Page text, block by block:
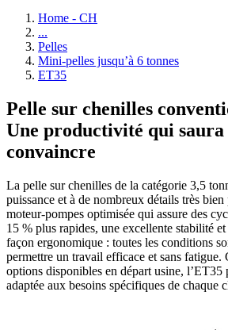
Home - CH
...
Pelles
Mini-pelles jusqu’à 6 tonnes
ET35
Pelle sur chenilles
Une productivité qui saura
convaincre
La pelle sur chenilles de la catégorie 3,5
puissance et à de nombreux détails très bien
moteur-pompes optimisée qui assure des
15 % plus rapides, une excellente stabilité
façon ergonomique : toutes les conditions
permettre un travail efficace et sans fatigue.
options disponibles en départ usine, l’ET35
adaptée aux besoins spécifiques de chaque